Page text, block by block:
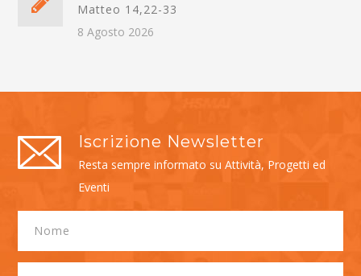
Matteo 14,22-33
8 Agosto 2026
Iscrizione Newsletter
Resta sempre informato su Attività, Progetti ed
Eventi